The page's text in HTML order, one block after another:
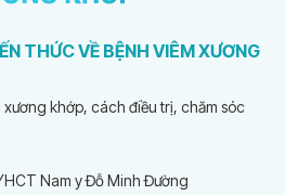
THỨC VỀ BỆNH VIÊM XƯƠNG
khớp, cách điều trị, chăm sóc
Nam y Đỗ Minh Đường